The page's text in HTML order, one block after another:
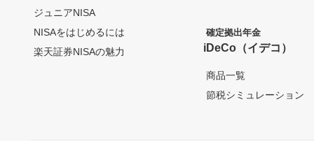
ジュニアNISA
NISAをはじめるには
楽天証券NISAの魅力
確定拠出年金
iDeCo（イデコ）
商品一覧
節税シミュレーション